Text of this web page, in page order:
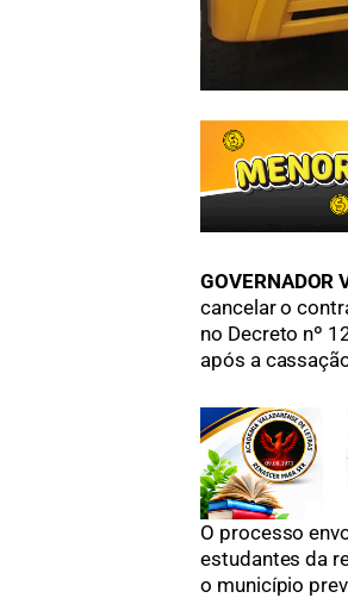
GOVERNADOR
cancelar o
no Decreto nº
após a
O processo
estudantes da
o município